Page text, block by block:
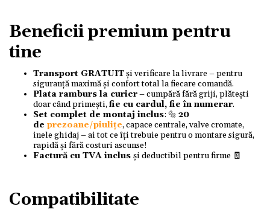
Beneficii premium pentru
tine
Transport GRATUITși verificare la livrare – pentru
siguranță maximă și confort total la fiecare comandă.
Plata ramburs la curier– cumpără fără griji, plătești
doar când primești,fie cu cardul, fie în numerar.
Set complet de montaj inclus: 🔩 20
de prezoane/piulițe, capace centrale, valve cromate,
inele ghidaj – ai tot ce îți trebuie pentru o montare sigură,
rapidă și fără costuri ascunse!
Factură cu TVA inclus și deductibil pentru firme 🧾
Compatibilitate